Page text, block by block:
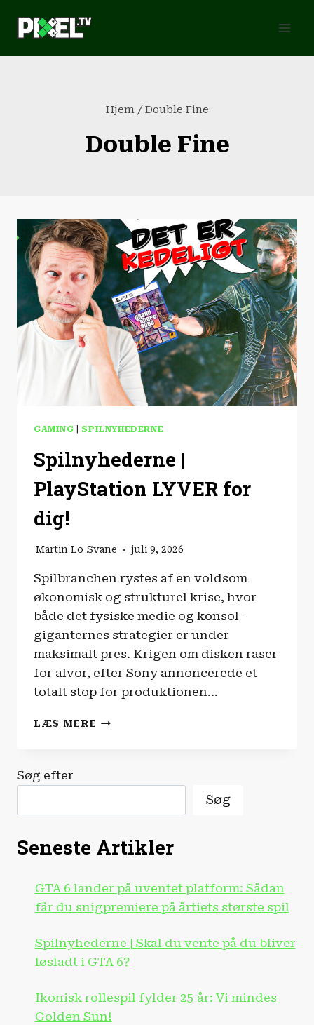
Hjem / Double Fine
Double Fine
GAMING SPILNYHEDERNE
Spilnyhederne |
PlayStation LYVER for
dig!
Martin Lo Svane juli 9, 2026
Spilbranchen rystes af en voldsom
økonomisk og strukturel krise, hvor
både det fysiske medie og konsol-
giganternes strategier er under
maksimalt pres. Krigen om disken raser
for alvor, efter Sony annoncerede et
totalt stop for produktionen…
LÆS MERE SPILNYHEDERNE
Søg efter
Søg
Seneste Artikler
GTA 6 lander på uventet platform: Sådan
får du snigpremiere på årtiets største spil
Spilnyhederne | Skal du vente på du bliver
løsladt i GTA 6?
Ikonisk rollespil fylder 25 år: Vi mindes
Golden Sun!